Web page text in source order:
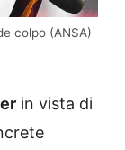
colpo (ANSA)
in vista di